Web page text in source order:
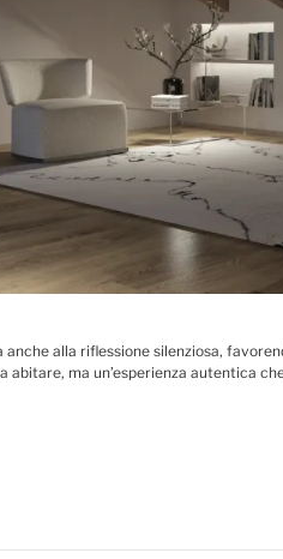
alla riflessione silenziosa,
abitare, ma un’esperienza autentica